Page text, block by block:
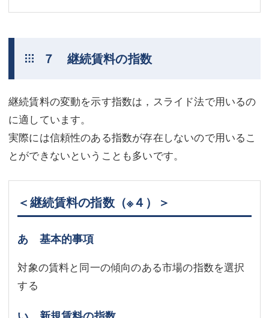
７ 継続賃料の指数
継続賃料の変動を示す指数は，スライド法で用いるの
に適しています。
実際には信頼性のある指数が存在しないので用いるこ
とができないということも多いです。
＜継続賃料の指数（※４） ＞
あ 基本的事項
対象の賃料と同一の傾向のある市場の指数を選択
する